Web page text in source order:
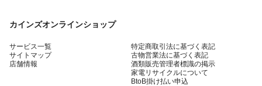
カインズオンラインショップ
サービス一覧
サイトマップ
店舗情報
特定商取引法に基づく表記
古物営業法に基づく表記
酒類販売管理者標識の掲示
家電リサイクルについて
BtoB掛け払い申込